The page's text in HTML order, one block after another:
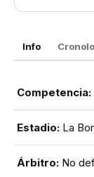
Info
Competencia:
Estadio: La
Árbitro: No